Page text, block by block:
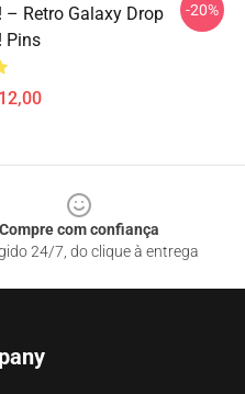
– Retro Galaxy Drop
Pins
-20%
Compre com confiança
24/7, do clique à entrega